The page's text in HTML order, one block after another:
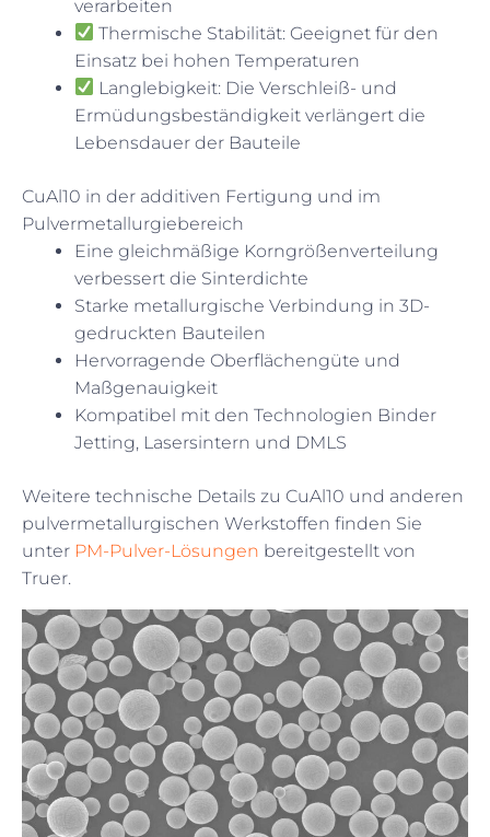
verarbeiten
Thermische Stabilität: Geeignet für den
Einsatz bei hohen Temperaturen
Langlebigkeit: Die Verschleiß- und
Ermüdungsbeständigkeit verlängert die
Lebensdauer der Bauteile
CuAl10 in der additiven Fertigung und im
Pulvermetallurgiebereich
Eine gleichmäßige Korngrößenverteilung
verbessert die Sinterdichte
Starke metallurgische Verbindung in 3D-
gedruckten Bauteilen
Hervorragende Oberflächengüte und
Maßgenauigkeit
Kompatibel mit den Technologien Binder
Jetting, Lasersintern und DMLS
Weitere technische Details zu CuAl10 und anderen
pulvermetallurgischen Werkstoffen finden Sie
unter PM-Pulver-Lösungen bereitgestellt von
Truer.